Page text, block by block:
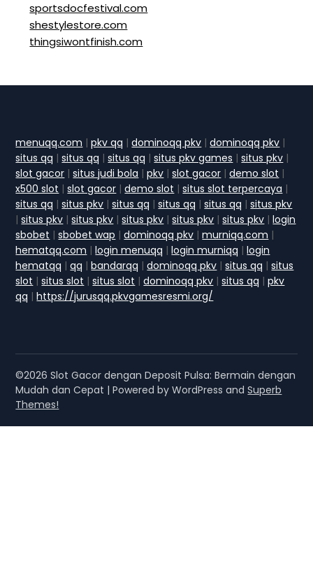
sportsdocfestival.com
shestylestore.com
thingsiwontfinish.com
menuqq.com |pkv qq |dominoqq pkv |dominoqq pkv |
situs qq |situs qq |situs qq |situs pkv games |situs pkv |
slot gacor |situs judi bola |pkv |slot gacor |demo slot |
x500 slot |slot gacor |demo slot |situs slot terpercaya |
situs qq |situs pkv |situs qq |situs qq |situs qq |situs pkv
|situs pkv |situs pkv |situs pkv |situs pkv |situs pkv |login
sbobet |sbobet wap |dominoqq pkv |murniqq.com |
hematqq.com |login menuqq |login murniqq |login
hematqq |qq |bandarqq |dominoqq pkv |situs qq |situs
slot |situs slot |situs slot |dominoqq pkv |situs qq |pkv
qq |https://jurusqq.pkvgamesresmi.org/
©2026 Slot Gacor dengan Deposit Pulsa: Bermain dengan
Mudah dan Cepat | Powered by WordPress andSuperb
Themes!